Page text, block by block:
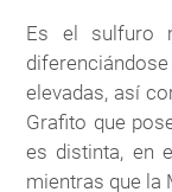
Es el sulfuro
elevadas, así
Grafito que
es distinta, en
mientras que la